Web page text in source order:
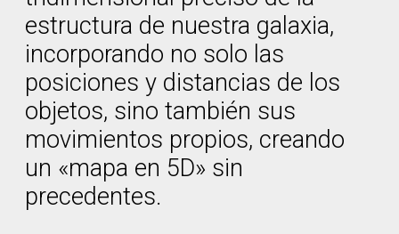
estructura de nuestra galaxia,
incorporando no solo las
posiciones y distancias de los
objetos, sino también sus
movimientos propios, creando
un «mapa en 5D» sin
precedentes.